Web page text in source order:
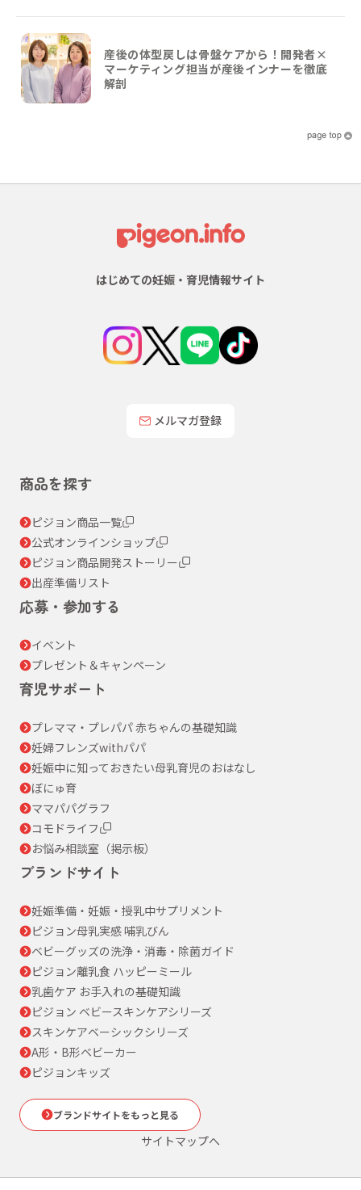
産後の体型戻しは骨盤ケアから！開発者×
マーケティング担当が産後インナーを徹底
解剖
はじめての妊娠・育児情報サイト
メルマガ登録
商品を探す
ピジョン商品一覧
公式オンラインショップ
ピジョン商品開発ストーリー
出産準備リスト
応募・参加する
イベント
プレゼント＆キャンペーン
育児サポート
プレママ・プレパパ 赤ちゃんの基礎知識
妊婦フレンズwithパパ
妊娠中に知っておきたい母乳育児のおはなし
ぼにゅ育
ママパパグラフ
コモドライフ
お悩み相談室（掲示板）
ブランドサイト
妊娠準備・妊娠・授乳中サプリメント
ピジョン母乳実感 哺乳びん
ベビーグッズの洗浄・消毒・除菌ガイド
ピジョン離乳食 ハッピーミール
乳歯ケア お手入れの基礎知識
ピジョン ベビースキンケアシリーズ
スキンケアベーシックシリーズ
A形・B形ベビーカー
ピジョンキッズ
ブランドサイトをもっと見る
サイトマップへ